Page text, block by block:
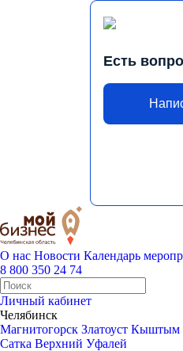
Есть
О нас Новости Календарь
8 800 350 24 74
Личный кабинет
Челябинск
Магнитогорск Златоуст Кыштым
Сатка Верхний Уфалей